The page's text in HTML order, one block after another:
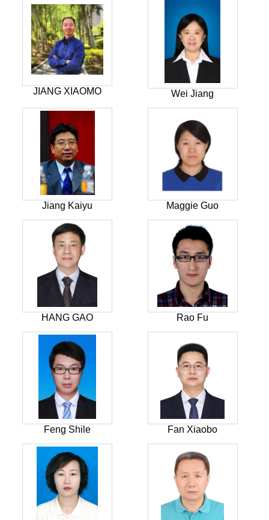
JIANG XIAOMO Wei Jiang
Jiang Kaiyu Maggie Guo
HANG GAO Rao Fu
Feng Shile Fan Xiaobo